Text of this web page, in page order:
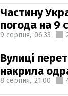
Частину
погода на 9
9 серпня, 06:33
Вулиці
накрила
8 серпня, 21:00